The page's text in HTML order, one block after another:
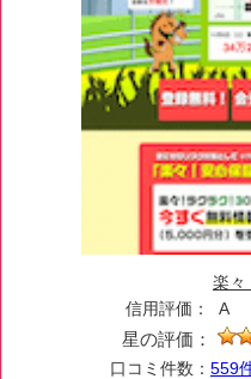
楽々
信用評価：
A
星の評価：
口コミ件数： 559